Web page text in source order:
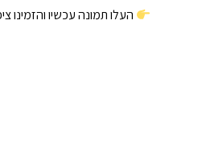
העלו תמונה עכשיו והזמינו